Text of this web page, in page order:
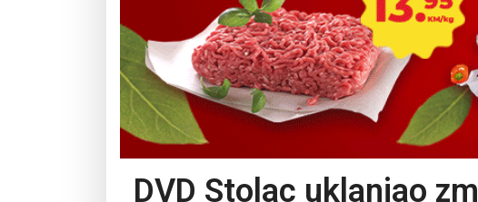
DVD Stolac uklanjao